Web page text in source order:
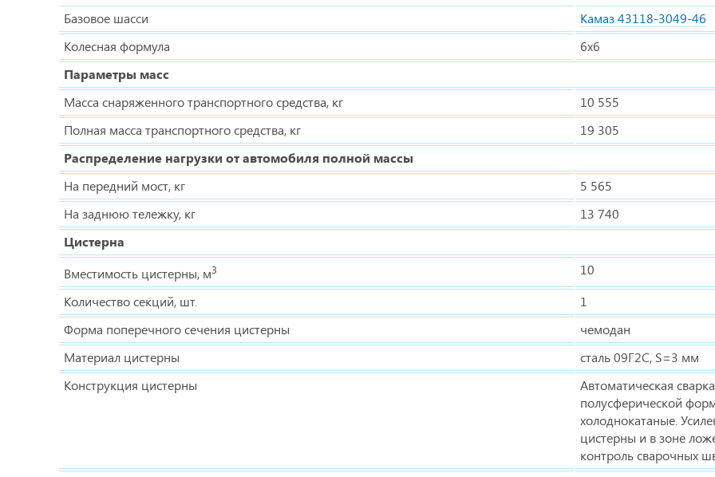
Базовое шасси
Камаз 43118-3049-46
Колесная формула
6х6
Параметры масс
Масса снаряженного транспортного средства, кг
10 555
Полная масса транспортного средства, кг
19 305
Распределение нагрузки от автомобиля полной массы
На передний мост, кг
5 565
На заднюю тележку, кг
13 740
Цистерна
Вместимость цистерны, м3
10
Количество секций, шт.
1
Форма поперечного сечения цистерны
чемодан
Материал цистерны
сталь 09Г2С, S=3 мм
Конструкция цистерны
Автоматическая
полусферической
холоднокатаные.
цистерны и в зоне
контроль сварочных